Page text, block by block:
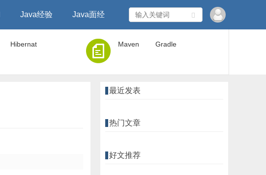
Java经验 Java面经
Hibernat
Maven Gradle
最近发表
热门文章
好文推荐